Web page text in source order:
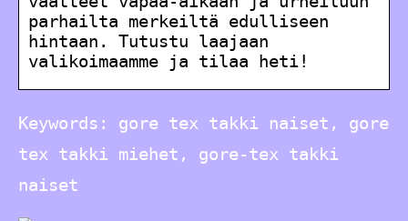
parhailta merkeiltä edulliseen
hintaan. Tutustu laajaan
valikoimaamme ja tilaa heti!
Keywords: gore tex takki naiset, gore
tex takki miehet, gore-tex takki
naiset